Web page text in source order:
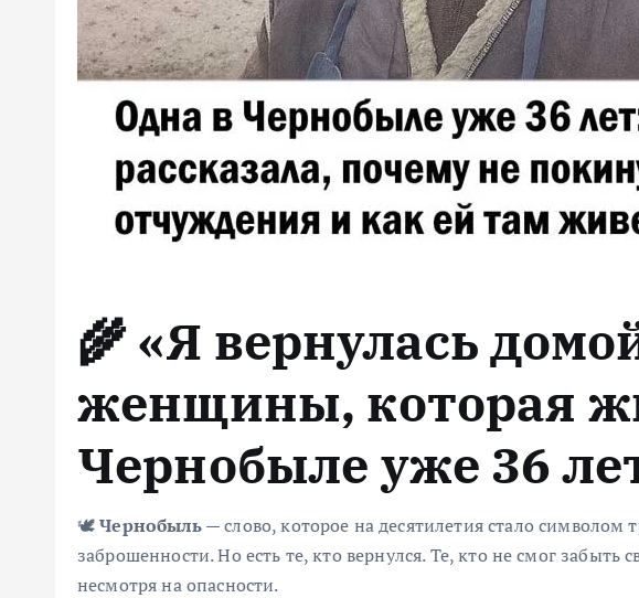
🌾 «Я вернулась
женщины, которая
Чернобыле уже 36
🕊️Чернобыль— слово, которое на десятилетия стало символом
заброшенности. Но есть те, кто вернулся. Те, кто не смог
несмотря на опасности.